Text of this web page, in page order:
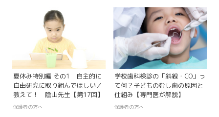
夏休み特別編 その1 自主的に
自由研究に取り組んでほしい／
教えて！ 陰山先生【第17回】
保護者の方へ
学校歯科検診の「斜線・CO」っ
て何？子どものむし歯の原因と
仕組み【専門医が解説】
保護者の方へ